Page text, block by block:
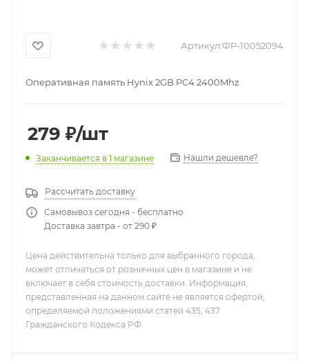
Артикул:ФР-10052094
Оперативная память Hynix 2GB PC4 2400Mhz
279 ₽/шт
Заканчивается в 1 магазине Нашли дешевле?
Рассчитать доставку
Самовывоз сегодня - бесплатно
Доставка завтра - от 290 ₽
Цена действительна только для выбранного города,
может отличаться от розничных цен в магазине и не
включает в себя стоимость доставки. Информация,
представленная на данном сайте не является офертой,
определяемой положениями статей 435, 437
Гражданского Кодекса РФ